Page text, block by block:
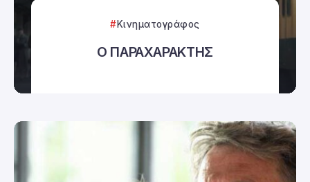
Κινηματογράφος
Ο ΠΑΡΑΧΑΡΑΚΤΗΣ